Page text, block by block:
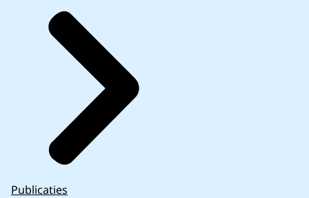
Publicaties